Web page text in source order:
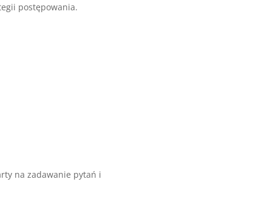
postępowania.
na zadawanie pytań i